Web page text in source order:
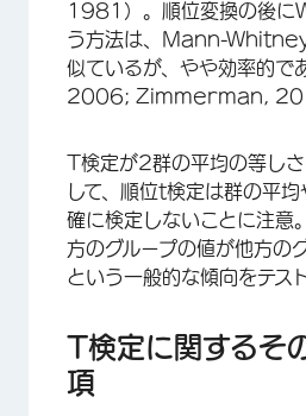
1981）。順位変換の後に
う方法は、Mann-
似ているが、やや効率的
2006; Zimmerman,
T検定が2群の平均の等し
して、順位t検定は群の平
確に検定しないことに注意
方のグループの値が他方の
という一般的な傾向をテス
T検定に関するそ
項